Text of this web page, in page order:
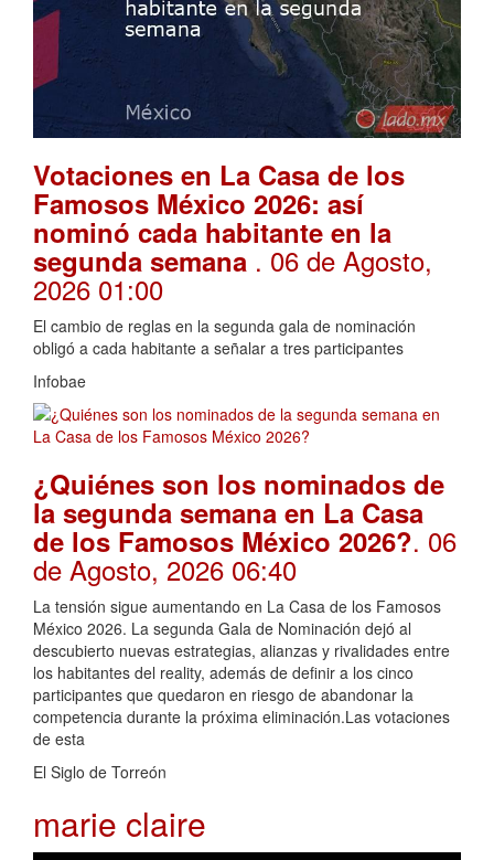
Votaciones en La Casa de los
Famosos México 2026: así
nominó cada habitante en la
segunda semana . 06 de Agosto,
2026 01:00
El cambio de reglas en la segunda gala de nominación
obligó a cada habitante a señalar a tres participantes
Infobae
¿Quiénes son los nominados de
la segunda semana en La Casa
de los Famosos México 2026?. 06
de Agosto, 2026 06:40
La tensión sigue aumentando en La Casa de los Famosos
México 2026. La segunda Gala de Nominación dejó al
descubierto nuevas estrategias, alianzas y rivalidades entre
los habitantes del reality, además de definir a los cinco
participantes que quedaron en riesgo de abandonar la
competencia durante la próxima eliminación.Las votaciones
de esta
El Siglo de Torreón
marie claire